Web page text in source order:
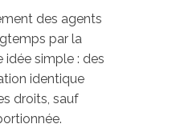
des agents
par la
idée simple : des
identique
droits, sauf